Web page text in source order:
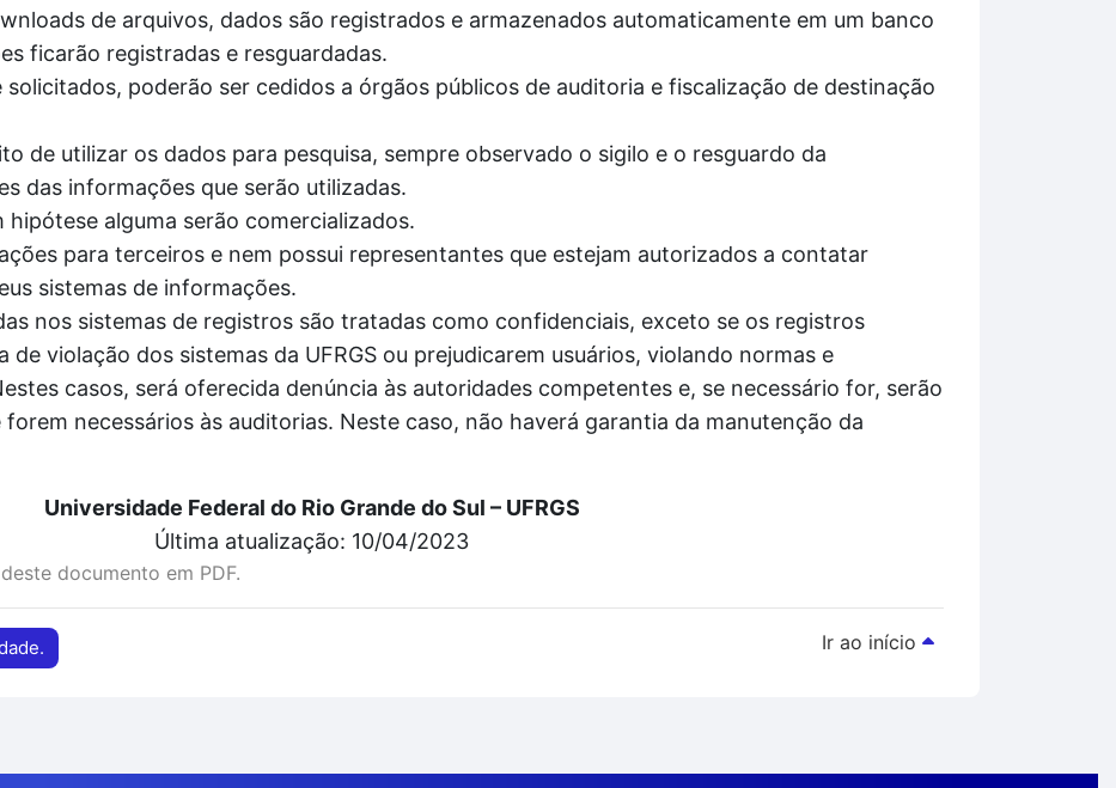
de arquivos, dados são registrados e armazenados automaticamente em um banco
ficarão registradas e resguardadas.
solicitados, poderão ser cedidos a órgãos públicos de auditoria e fiscalização de destinação
de utilizar os dados para pesquisa, sempre observado o sigilo e o resguardo da
das informações que serão utilizadas.
hipótese alguma serão comercializados.
para terceiros e nem possui representantes que estejam autorizados a contatar
sistemas de informações.
nos sistemas de registros são tratadas como confidenciais, exceto se os registros
de violação dos sistemas da UFRGS ou prejudicarem usuários, violando normas e
casos, será oferecida denúncia às autoridades competentes e, se necessário for, serão
necessários às auditorias. Neste caso, não haverá garantia da manutenção da
Universidade Federal do Rio Grande do Sul – UFRGS
Última atualização: 10/04/2023
documento em PDF.
Ir ao início